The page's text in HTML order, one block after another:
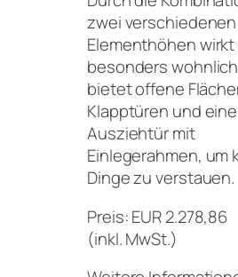
zwei verschiedenen
Elementhöhen wirkt
besonders
bietet offene
Klapptüren und eine
Ausziehtür mit
Einlegerahmen, um
Dinge zu verstauen.
Preis: EUR 2.278,86
(inkl. MwSt.)